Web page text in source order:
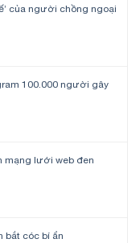
của người chồng ngoại
100.000 người gây
mạng lưới web đen
bắt cóc bí ẩn